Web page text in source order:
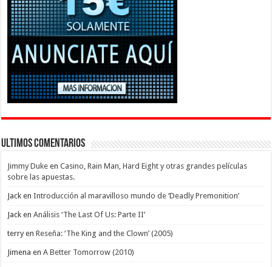
Ultimos Comentarios
Jimmy Duke enCasino, Rain Man, Hard Eight y otras grandes películas
sobre las apuestas.
Jack enIntroducción al maravilloso mundo de ‘Deadly Premonition’
Jack enAnálisis ‘The Last Of Us: Parte II’
terryenReseña: ‘The King and the Clown’ (2005)
Jimena enA Better Tomorrow (2010)